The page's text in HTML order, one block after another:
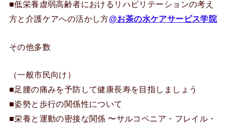
■低栄養虚弱高齢者におけるリハビリテーションの考え
方と介護ケアへの活かし方@お茶の水ケアサービス学院
その他多数
（一般市民向け）
■足腰の痛みを予防して健康長寿を目指しましょう
■姿勢と歩行の関係性について
■栄養と運動の密接な関係 〜サルコペニア・フレイル・